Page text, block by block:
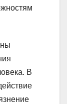
В